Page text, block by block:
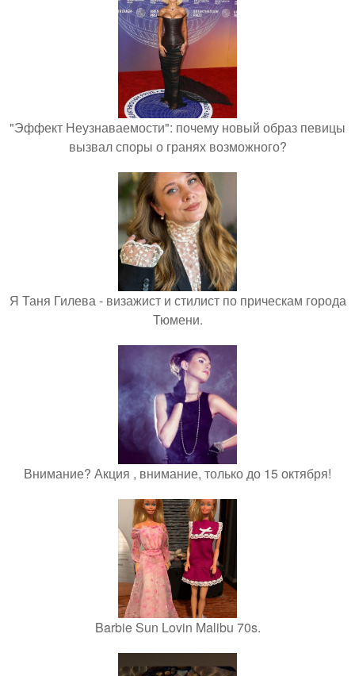
"Эффект Неузнаваемости": почему новый образ певицы
вызвал споры о гранях возможного?
Я Таня Гилева - визажист и стилист по прическам города
Тюмени.
Внимание? Акция , внимание, только до 15 октября!
Barbie Sun Lovin Malibu 70s.